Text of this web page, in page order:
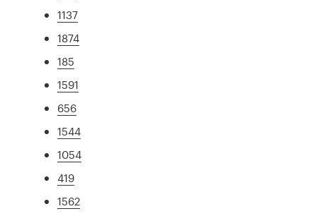
1137
1874
185
1591
656
1544
1054
419
1562